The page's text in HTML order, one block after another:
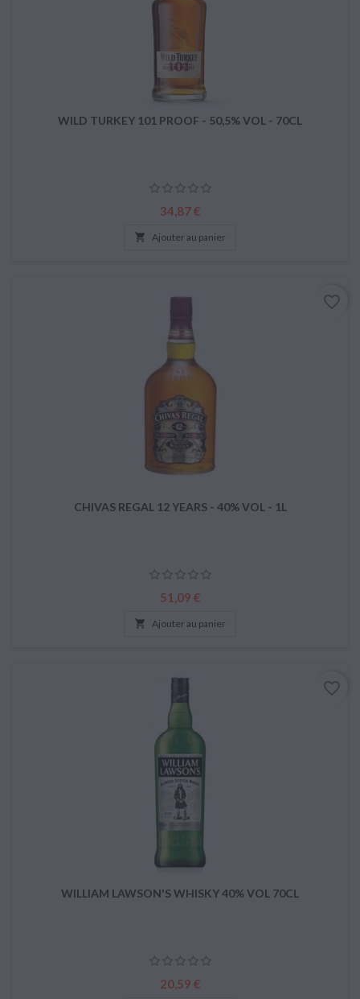
WILD TURKEY 101 PROOF - 50,5% VOL - 70CL
Prix
34,87 €
 Ajouter au panier
CHIVAS REGAL 12 YEARS - 40% VOL - 1L
Prix
51,09 €
 Ajouter au panier
favorite_border
WILLIAM LAWSON'S WHISKY 40% VOL 70CL
Prix
20,59 €
favorite_border